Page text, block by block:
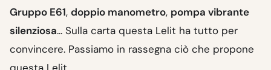
Gruppo E61, doppio manometro, pompa vibrante
silenziosa... Sulla carta questa Lelit ha tutto per
convincere. Passiamo in rassegna ciò che propone